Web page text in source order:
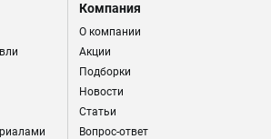
Компания
О компании
Акции
Подборки
Новости
Статьи
Вопрос-ответ